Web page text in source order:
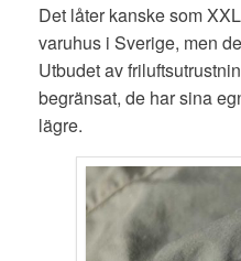
Det låter kanske som
varuhus i Sverige, men
Utbudet av
begränsat, de har sina
lägre.